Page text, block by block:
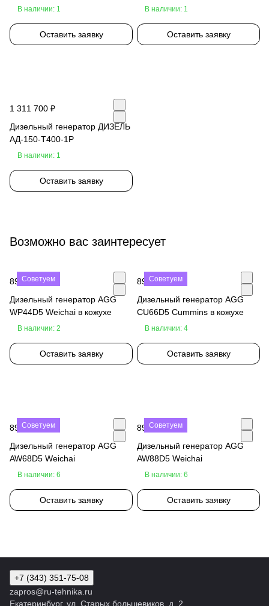
В наличии: 1
Оставить заявку
В наличии: 1
Оставить заявку
1 311 700 ₽
Дизельный генератор ДИЗЕЛЬ
АД-150-Т400-1Р
В наличии: 1
Оставить заявку
Возможно вас заинтересует
Советуем
890 000 ₽
Дизельный генератор AGG
WP44D5 Weichai в кожухе
В наличии: 2
Оставить заявку
Советуем
890 000 ₽
Дизельный генератор AGG
CU66D5 Cummins в кожухе
В наличии: 4
Оставить заявку
Советуем
890 000 ₽
Дизельный генератор AGG
AW68D5 Weichai
В наличии: 6
Оставить заявку
Советуем
890 000 ₽
Дизельный генератор AGG
AW88D5 Weichai
В наличии: 6
Оставить заявку
+7 (343) 351-75-08
zapros@ru-tehnika.ru
Екатеринбург, ул. Старых большевиков, д. 2